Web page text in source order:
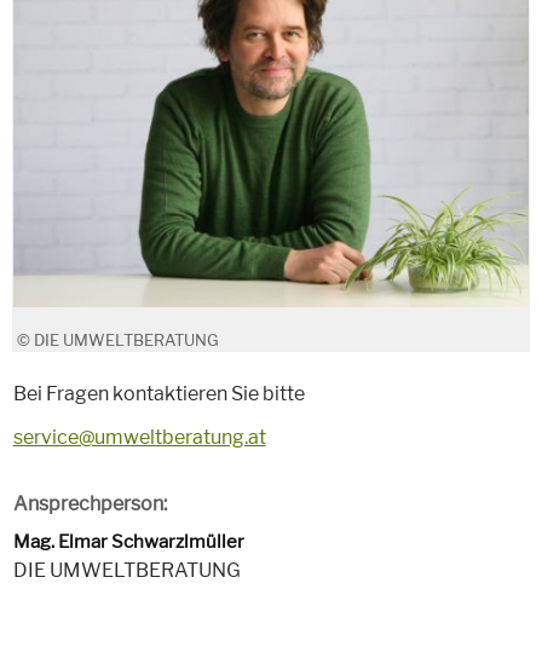
© DIE UMWELTBERATUNG
Bei Fragen kontaktieren Sie bitte
service@umweltberatung.at
Ansprechperson:
Mag. Elmar Schwarzlmüller
DIE UMWELTBERATUNG